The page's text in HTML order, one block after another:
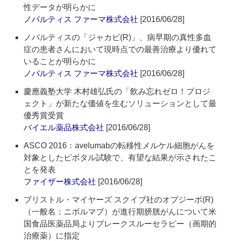
性データが明らかに
ノバルティス ファーマ株式会社 [2016/06/28]
ノバルティスの「ジャカビ(R)」、病早期の真性多血
症の患者さんにおいて現時点での最善治療より優れて
いることが明らかに
ノバルティス ファーマ株式会社 [2016/06/28]
慶應義塾大学 木村雄弘氏の「飲み忘れゼロ！プロジ
ェクト」が新たな価値を生むソリューションとして最
優秀賞受賞
バイエル薬品株式会社 [2016/06/28]
ASCO 2016：avelumabの転移性メルケル細胞がんを
対象としたピボタル試験で、有望な結果が示されたこ
とを発表
ファイザー株式会社 [2016/06/28]
ブリストル・マイヤーズ スクイブ社のオプジーボ(R)
（一般名：ニボルマブ）が進行期膀胱がんについて米
国食品医薬品局よりブレークスルーセラピー（画期的
治療薬）に指定